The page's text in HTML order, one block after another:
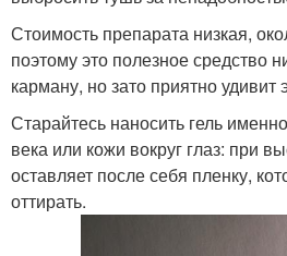
Стоимость препарата низкая,
поэтому это полезное средство
карману, но зато приятно
Старайтесь наносить гель
века или кожи вокруг глаз: при
оставляет после себя пленку,
оттирать.